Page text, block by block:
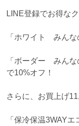
LINE登録でお得な
「ホワイト みんな
「ボーダー みんな
で10%オフ！
さらに、お買上げ
「保冷保温3WAY